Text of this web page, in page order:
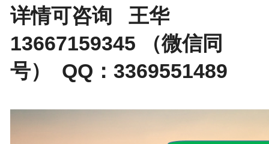
详情可咨询 王华
13667159345 （微信同
号） QQ：3369551489